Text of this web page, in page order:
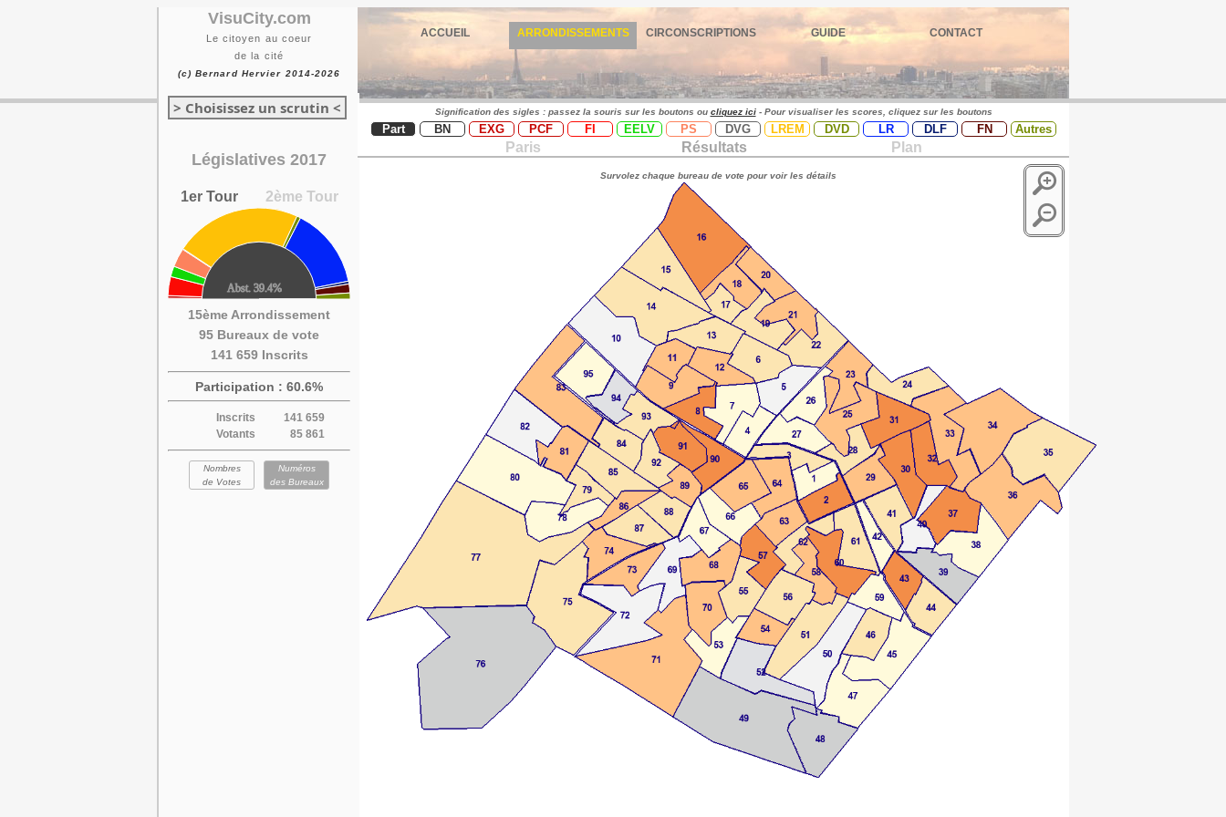
VisuCity.com
Le citoyen au coeur
de la cité
(c) Bernard Hervier 2014-2026
ACCUEIL ARRONDISSEMENTS CIRCONSCRIPTIONS GUIDE CONTACT
> Choisissez un scrutin <
Législatives 2017
1er Tour 2ème Tour
15ème Arrondissement
95 Bureaux de vote
141 659 Inscrits
Participation : 60.6%
Inscrits
141 659
Votants
85 861
Nombres
de Votes
Numéros
des Bureaux
Signification des sigles : passez la souris sur les boutons ou cliquez ici- Pour visualiser les scores, cliquez sur les boutons
Part BN EXG PCF FI EELV PS DVG LREM DVD LR DLF FN Autres
Paris Résultats Plan
Survolez chaque bureau de vote pour voir les détails